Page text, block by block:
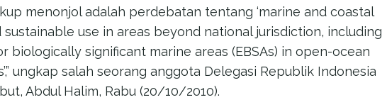
menonjol adalah perdebatan tentang ‘marine and coastal
use in areas beyond national jurisdiction, including
biologically significant marine areas (EBSAs) in open-ocean
ungkap salah seorang anggota Delegasi Republik Indonesia
Abdul Halim, Rabu (20/10/2010).